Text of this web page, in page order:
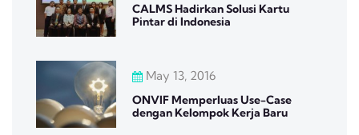
CALMS Hadirkan Solusi Kartu
Pintar di Indonesia
May 13, 2016
ONVIF Memperluas Use-Case
dengan Kelompok Kerja Baru